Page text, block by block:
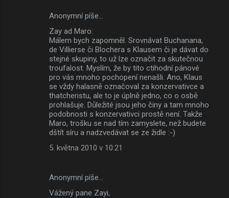
Anonymní píše…
Zay ad Maro:
Málem bych zapomněl. Srovnávat Buchanana,
de Villierse či Blochera s Klausem či je dávat do
stejné skupiny, to už lze označit za skutečnou
troufalost. Myslím, že by tito ctihodní pánové
pro vás mnoho pochopení nenašli. Ano, Klaus
se vždy halasně označoval za konzervativce a
thatcheristu, ale to je úplně jedno, co o osbě
prohlašuje. Důležité jsou jeho činy a tam mnoho
podobnosti s konzervativci prostě není. Takže
Maro, trošku se nad tím zamyslete, než budete
dštít síru a nadzvedávat se ze židle :-)
5. května 2010 v 10:21
Anonymní píše…
Vážený pane Zayi,